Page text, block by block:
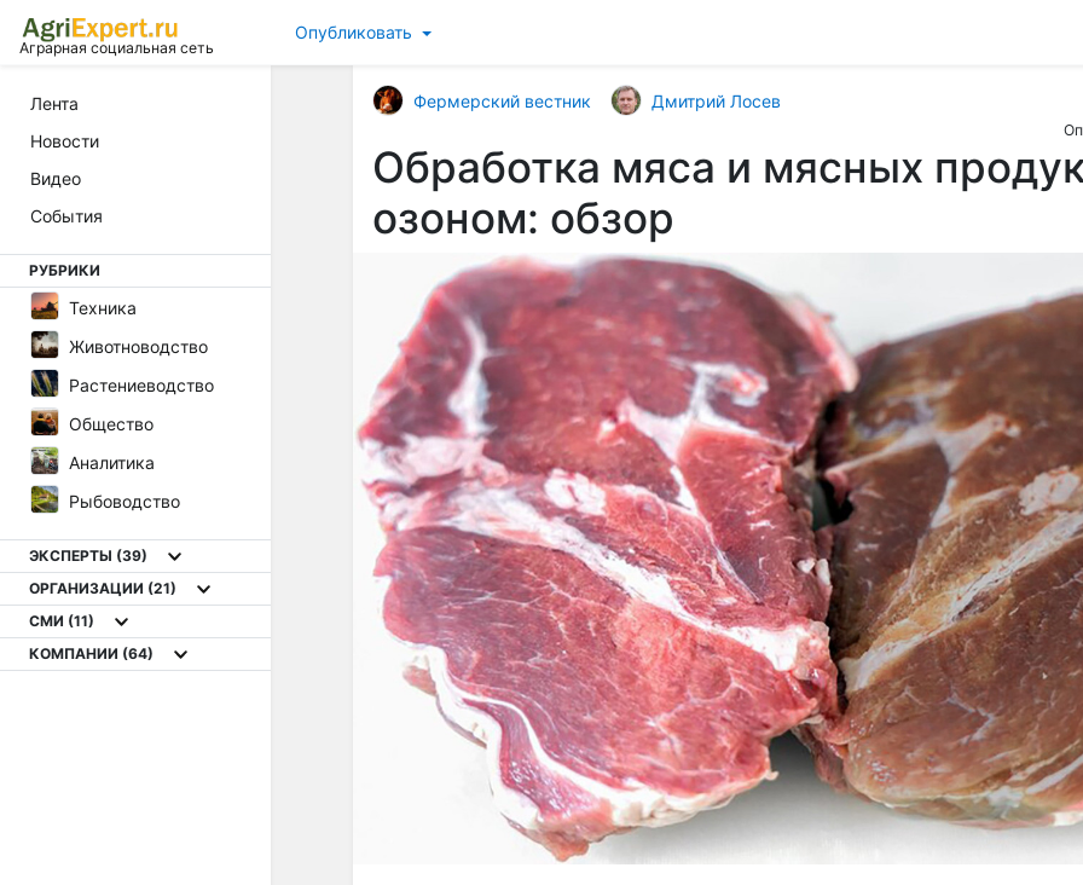
Аграрная социальная сеть
Опубликовать
Лента
Новости
Видео
События
РУБРИКИ
Техника
Животноводство
Растениеводство
Общество
Аналитика
Рыбоводство
ЭКСПЕРТЫ (39)
ОРГАНИЗАЦИИ (21)
СМИ (11)
КОМПАНИИ (64)
Фермерский вестник Дмитрий Лосев
Обработка мяса и мясных
озоном: обзор